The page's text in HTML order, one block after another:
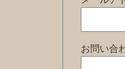
お問い合